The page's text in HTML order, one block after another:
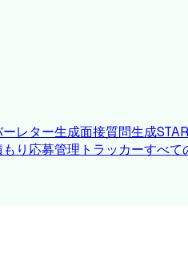
ーレター生成面接質問生成
り 応募管理トラッカーすべて